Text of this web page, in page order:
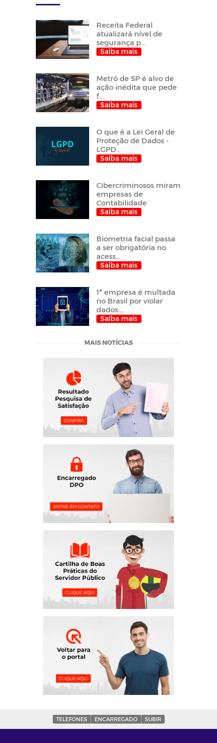
Receita Federal
atualizará nível de
segurança p...
Saiba mais
Metrô de SP é alvo de
ação inédita que pede
f...
Saiba mais
O que é a Lei Geral de
Proteção de Dados -
LGPD...
Saiba mais
Cibercriminosos miram
empresas de
Contabilidade
Saiba mais
Biometria facial passa
a ser obrigatória no
acess...
Saiba mais
1ª empresa é multada
no Brasil por violar
dados:...
Saiba mais
MAIS NOTÍCIAS
TELEFONES ENCARREGADO SUBIR